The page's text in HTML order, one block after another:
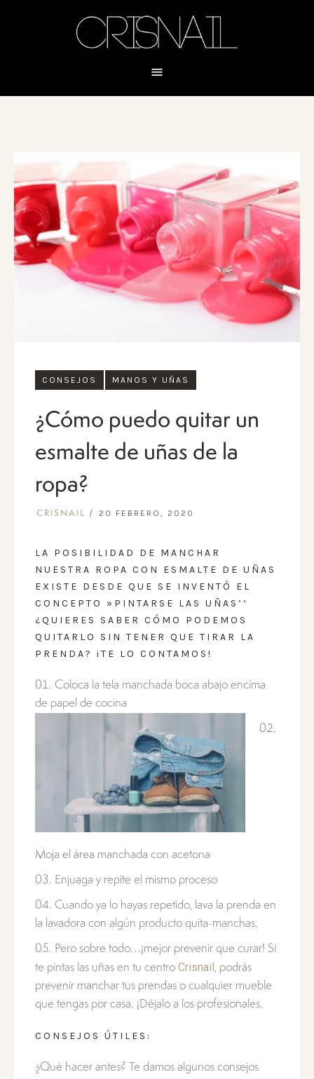
CONSEJOS MANOS Y UÑAS
¿Cómo puedo quitar un
esmalte de uñas de la
ropa?
CRISNAIL 20 FEBRERO, 2020
LA POSIBILIDAD DE MANCHAR
NUESTRA ROPA CON ESMALTE DE UÑAS
EXISTE DESDE QUE SE INVENTÓ EL
CONCEPTO » PINTARSE LAS UÑAS’ ‘
¿QUIERES SABER CÓMO PODEMOS
QUITARLO SIN TENER QUE TIRAR LA
PRENDA? ¡TE LO CONTAMOS!
Coloca la tela manchada boca abajo encima
de papel de cocina
Moja el área manchada con acetona
Enjuaga y repite el mismo proceso
Cuando ya lo hayas repetido, lava la prenda en
la lavadora con algún producto quita-manchas.
Pero sobre todo…¡mejor prevenir que curar! Si
te pintas las uñas en tu centro Crisnail , podrás
prevenir manchar tus prendas o cualquier mueble
que tengas por casa. ¡Déjalo a los profesionales.
CONSEJOS ÚTILES:
¿Qué hacer antes? Te damos algunos consejos